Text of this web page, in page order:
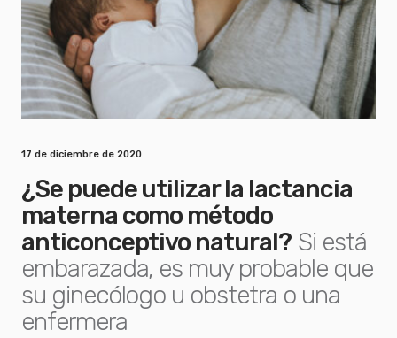
17 de diciembre de 2020
¿Se puede utilizar la lactancia
materna como método
anticonceptivo natural? Si está
embarazada, es muy probable que
su ginecólogo u obstetra o una
enfermera